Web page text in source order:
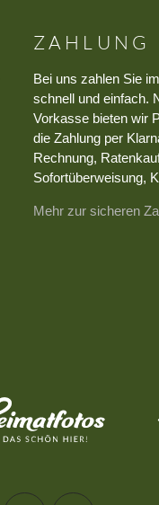
ZAHLUNG
Bei uns zahlen Sie
schnell und einfach.
Vorkasse bieten wir
die Zahlung per
Rechnung,
Sofortüberweisung,
Mehr zur sicheren